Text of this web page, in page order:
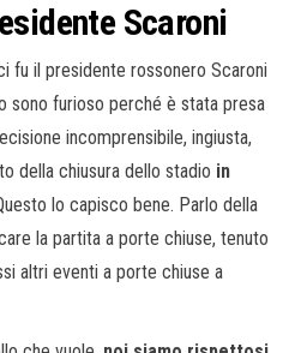
Scaroni
fu il presidente rossonero Scaroni
sono furioso perché è stata presa
incomprensibile, ingiusta,
della chiusura dello stadio in
lo capisco bene. Parlo della
la partita a porte chiuse, tenuto
altri eventi a porte chiuse a